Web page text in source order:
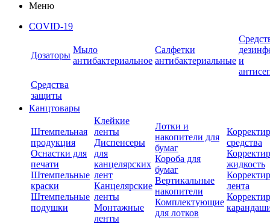
Меню
COVID-19
Дозаторы
Мыло
антибактериальное
Салфетки
антибактериальные и
Средства
защиты
Канцтовары
Штемпельная
продукция
Оснастки для
печати
Штемпельные
краски
Штемпельные
подушки
Клейкие
ленты
Диспенсеры
для
канцелярских
лент
Канцелярские
ленты
Монтажные
ленты
Лотки и
накопители для
бумаг
Короба для
бумаг
Вертикальные
накопители
Комплектующие
для лотков
средства
жидкость
лента